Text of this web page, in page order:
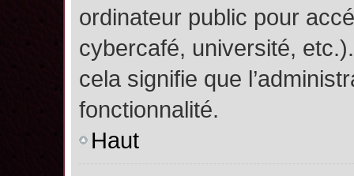
ordinateur public pour
cybercafé, université,
cela signifie que
fonctionnalité.
Haut